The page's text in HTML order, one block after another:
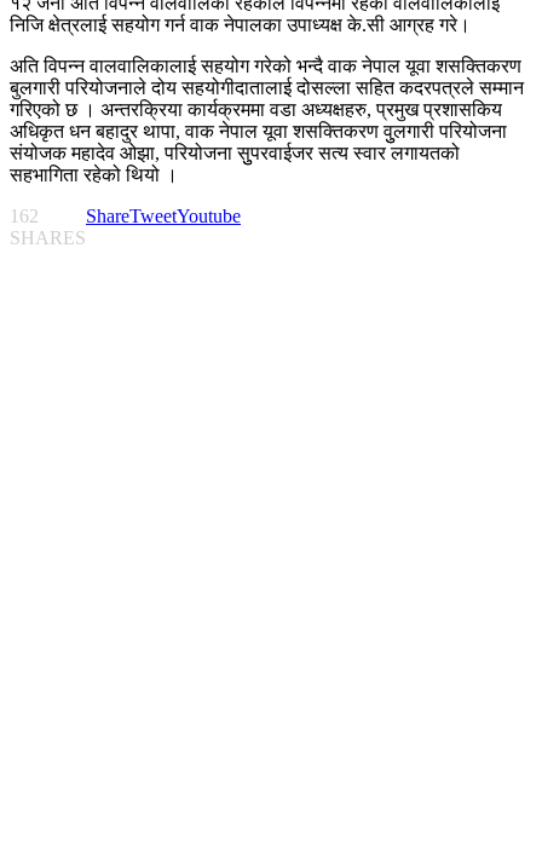
निजि क्षेत्रलाई सहयोग गर्न वाक नेपालका उपाध्यक्ष के.सी आग्रह गरे।
अति विपन्न वालवालिकालाई सहयोग गरेको भन्दै वाक नेपाल यूवा शसक्तिकरण
बुलगारी परियोजनाले दोय सहयोगीदातालाई दोसल्ला सहित कदरपत्रले सम्मान
गरिएको छ । अन्तरक्रिया कार्यक्रममा वडा अध्यक्षहरु, प्रमुख प्रशासकिय
अधिकृत धन बहादुर थापा, वाक नेपाल यूवा शसक्तिकरण वुुलगारी परियोजना
संयोजक महादेव ओझा, परियोजना सुुपरवाईजर सत्य स्वार लगायतको
सहभागिता रहेको थियो ।
162
SHARES
ShareTweetYoutube